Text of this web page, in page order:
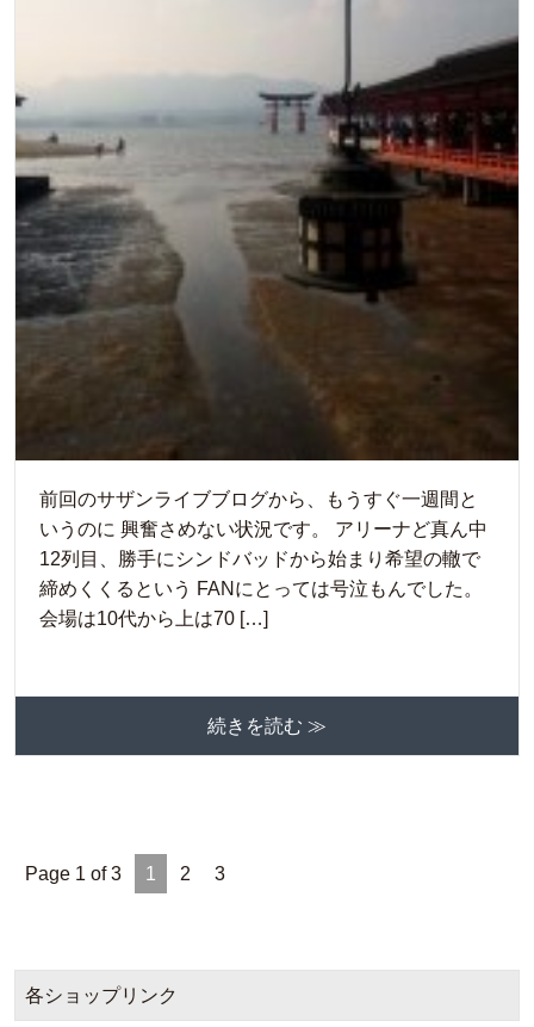
前回のサザンライブブログから、もうすぐ一週間と
いうのに 興奮さめない状況です。 アリーナど真ん中
12列目、勝手にシンドバッドから始まり希望の轍で
締めくくるという FANにとっては号泣もんでした。
会場は10代から上は70 […]
続きを読む ≫
Page 1 of 3 1 2 3
各ショップリンク